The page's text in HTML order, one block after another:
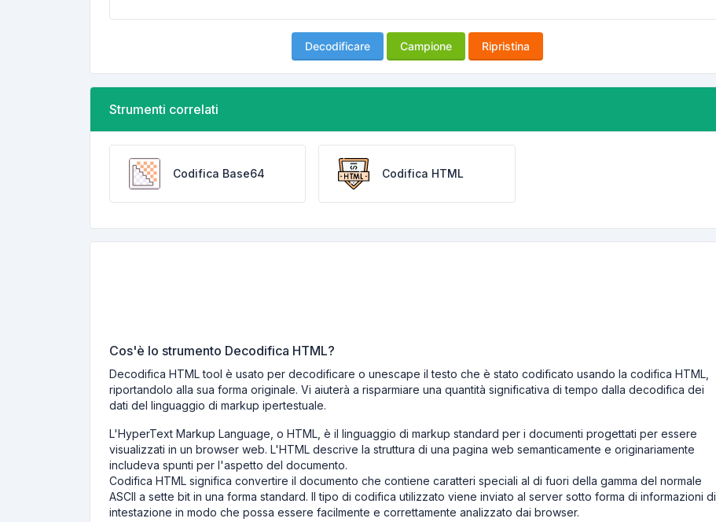
Decodificare Campione Ripristina
Strumenti correlati
Codifica Base64 Codifica HTML
Cos'è lo strumento Decodifica HTML?
Decodifica HTML tool è usato per decodificare o unescape il testo che è stato codificato usando la codifica HTML,
riportandolo alla sua forma originale. Vi aiuterà a risparmiare una quantità significativa di tempo dalla decodifica dei
dati del linguaggio di markup ipertestuale.
L'HyperText Markup Language, o HTML, è il linguaggio di markup standard per i documenti progettati per essere
visualizzati in un browser web. L'HTML descrive la struttura di una pagina web semanticamente e originariamente
includeva spunti per l'aspetto del documento.
Codifica HTML significa convertire il documento che contiene caratteri speciali al di fuori della gamma del normale
ASCII a sette bit in una forma standard. Il tipo di codifica utilizzato viene inviato al server sotto forma di informazioni di
intestazione in modo che possa essere facilmente e correttamente analizzato dai browser.